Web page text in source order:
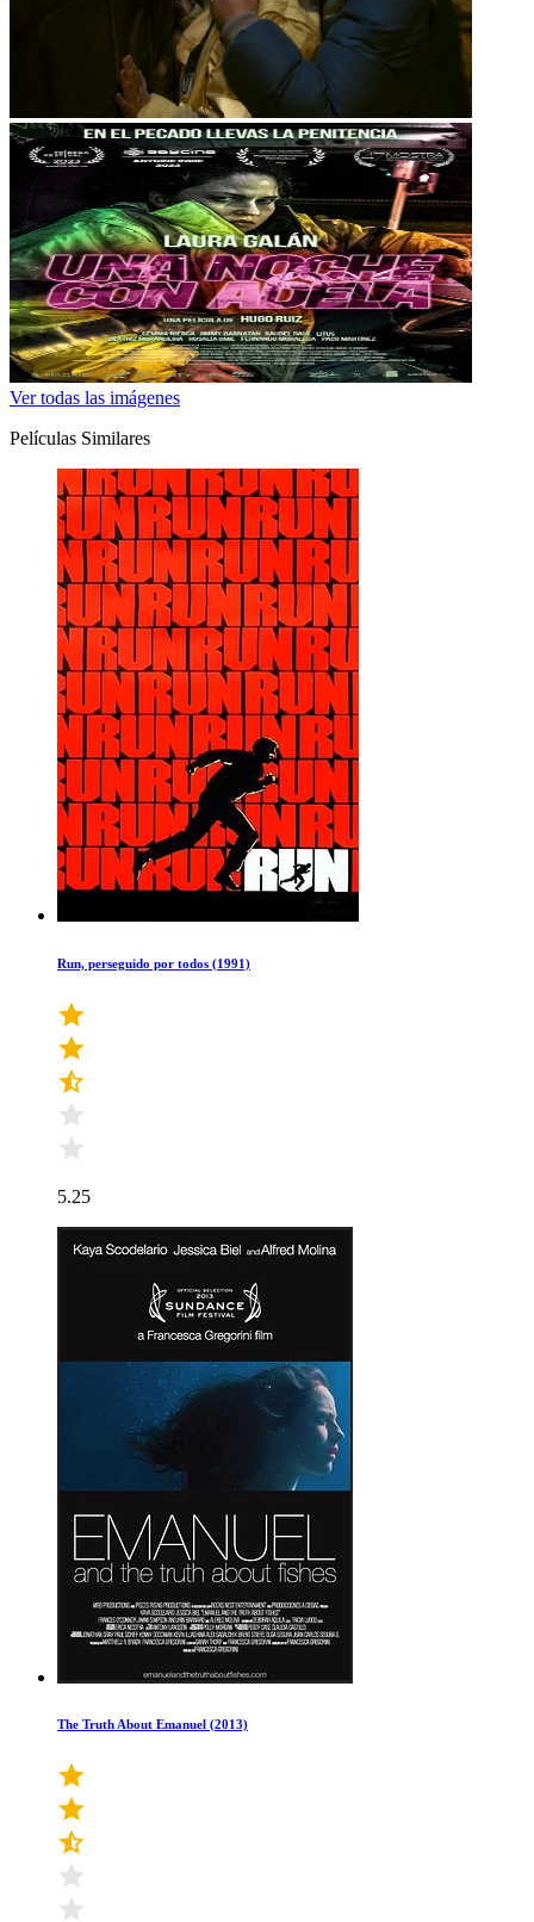
Ver todas las imágenes
Películas Similares
Run, perseguido por todos (1991)
5.25
The Truth About Emanuel (2013)